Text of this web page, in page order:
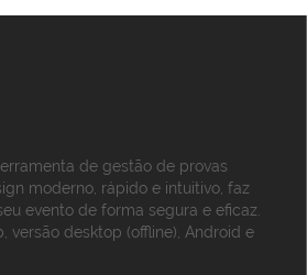
de gestão de provas
moderno, rápido e intuitivo, faz
evento de forma segura e eficaz.
versão desktop (offline), Android e